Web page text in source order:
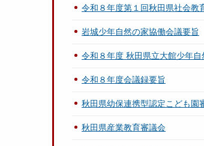
令和８年度第１回秋田県社会教
岩城少年自然の家協働会議要旨
令和８年度 秋田県立大館少年
令和８年度会議録要旨
秋田県幼保連携型認定こども園
秋田県産業教育審議会